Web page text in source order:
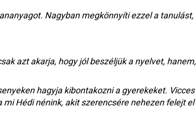
Nagyban megkönnyíti ezzel a tanulást,
azt akarja, hogy jól beszéljük a nyelvet, hanem,
hagyja kibontakozni a gyerekeket. Vicces
Hédi nénink, akit szerencsére nehezen felejt el